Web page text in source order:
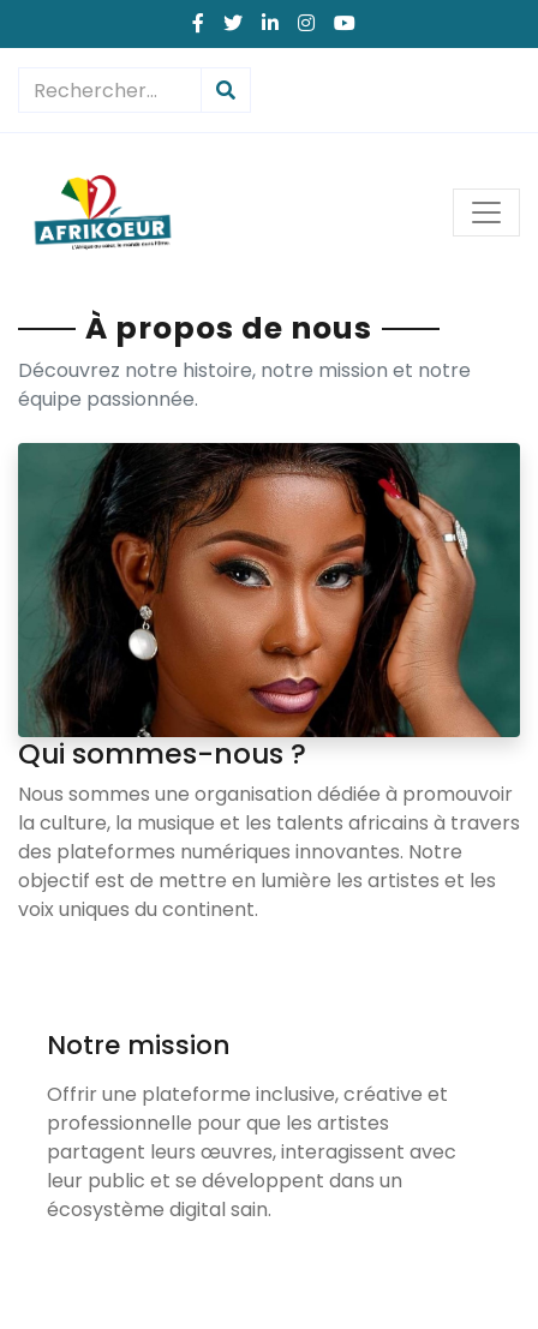
À propos de nous
Découvrez notre histoire, notre mission et notre
équipe passionnée.
Qui sommes-nous ?
Nous sommes une organisation dédiée à promouvoir
la culture, la musique et les talents africains à travers
des plateformes numériques innovantes. Notre
objectif est de mettre en lumière les artistes et les
voix uniques du continent.
Notre mission
Offrir une plateforme inclusive, créative et
professionnelle pour que les artistes
partagent leurs œuvres, interagissent avec
leur public et se développent dans un
écosystème digital sain.